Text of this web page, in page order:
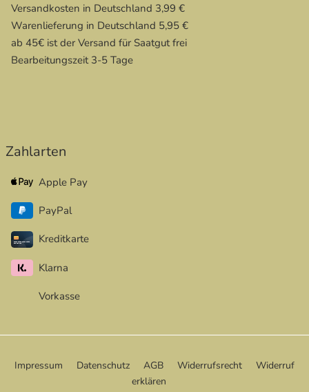
Versandkosten in Deutschland 3,99 €
Warenlieferung in Deutschland 5,95 €
ab 45€ ist der Versand für Saatgut frei
Bearbeitungszeit 3-5 Tage
Zahlarten
Apple Pay
PayPal
Kreditkarte
Klarna
Vorkasse
Impressum Datenschutz AGB Widerrufsrecht
Widerruf
erklären